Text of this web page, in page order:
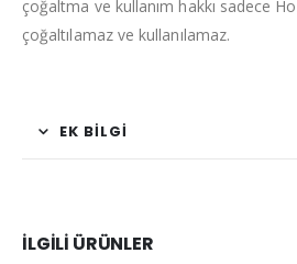
çoğaltma ve kullanım hakkı sadece
çoğaltılamaz ve kullanılamaz.
EK BILGI
İLGILI ÜRÜNLER